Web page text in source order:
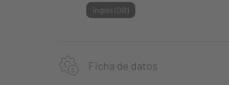
inglés (GB)
Ficha de datos